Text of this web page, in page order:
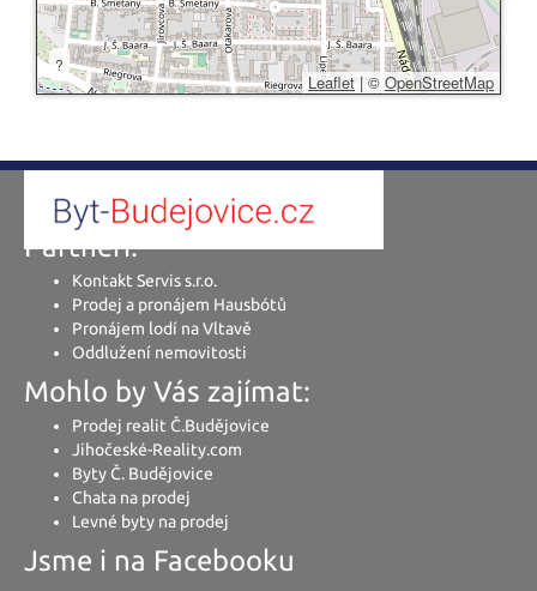
?
Leaflet | © OpenStreetMap
Partneři:
Kontakt Servis s.r.o.
Prodej a pronájem Hausbótů
Pronájem lodí na Vltavě
Oddlužení nemovitosti
Mohlo by Vás zajímat:
Prodej realit Č.Budějovice
Jihočeské-Reality.com
Byty Č. Budějovice
Chata na prodej
Levné byty na prodej
Jsme i na Facebooku